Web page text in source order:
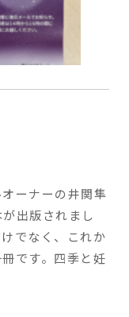
ーナーの井関隼
出版されまし
でなく、これか
です。四季と妊